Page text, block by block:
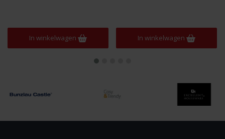
In winkelwagen In winkelwagen